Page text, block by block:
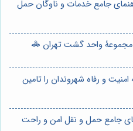
جامع خدمات و ناوگان حمل
مجموعۀ واحد گشت تهران 🚓
و رفاه شهروندان را تامین
جامع حمل و نقل امن و راحت